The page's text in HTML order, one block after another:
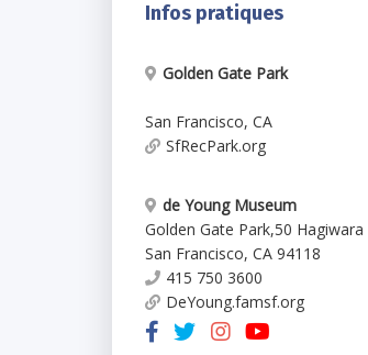
Infos pratiques
Golden Gate Park
San Francisco, CA
SfRecPark.org
de Young Museum
Golden Gate Park,50
San Francisco, CA 94118
415 750 3600
DeYoung.famsf.org